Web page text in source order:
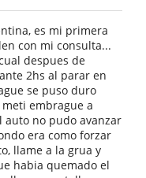
es mi primera
con mi consulta...
despues de
2hs al parar en
se puso duro
embrague a
no pudo avanzar
era como forzar
llame a la grua y
habia quemado el